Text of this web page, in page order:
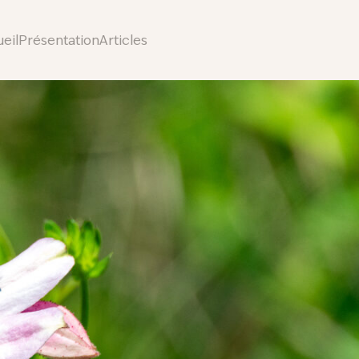
PrésentationArticles